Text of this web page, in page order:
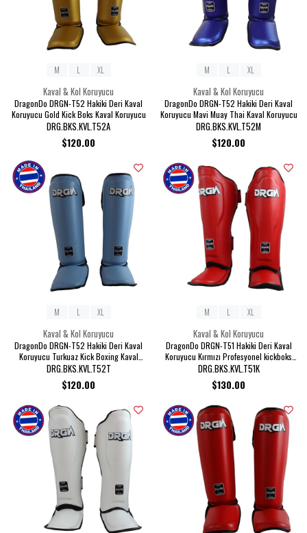
Kaval & Kol Koruyucu
DragonDo DRGN-T52 Hakiki Deri Kaval
Koruyucu Gold Kick Boks Kaval Koruyucu
DRG.BKS.KVL.T52A
$120.00
M L XL
Kaval & Kol Koruyucu
DragonDo DRGN-T52 Hakiki Deri Kaval
Koruyucu Mavi Muay Thai Kaval Koruyucu
DRG.BKS.KVL.T52M
$120.00
M L XL
Kaval & Kol Koruyucu
DragonDo DRGN-T52 Hakiki Deri Kaval
Koruyucu Turkuaz Kick Boxing Kaval
Koruyucu
DRG.BKS.KVL.T52T
$120.00
M L XL
Kaval & Kol Koruyucu
DragonDo DRGN-T51 Hakiki Deri Kaval
Koruyucu Kırmızı Profesyonel kickboks
Kaval Koruyucu
DRG.BKS.KVL.T51K
$130.00
M L XL